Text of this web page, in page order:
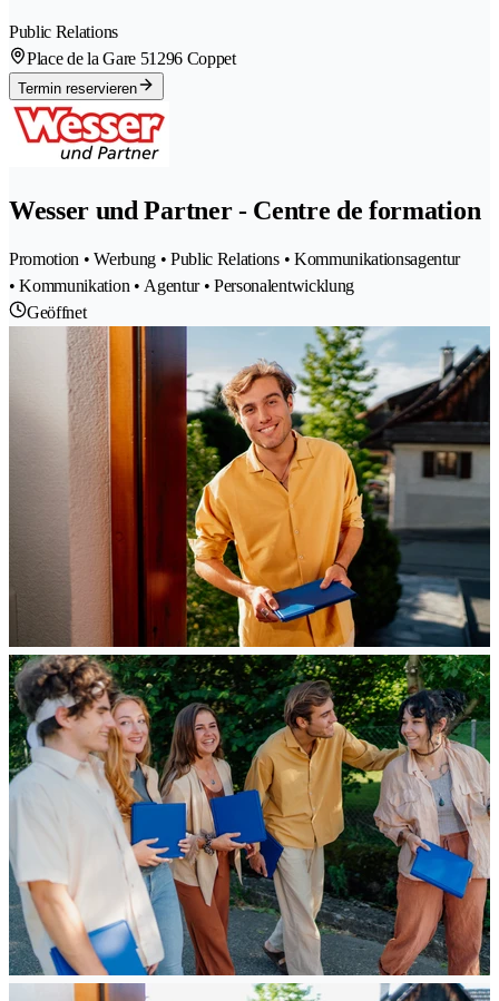
Public Relations
Place de la Gare 51296 Coppet
Termin reservieren
Wesser und Partner - Centre de formation
Promotion • Werbung • Public Relations • Kommunikationsagentur
• Kommunikation • Agentur • Personalentwicklung
Geöffnet